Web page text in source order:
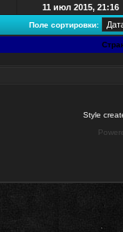
11 июл 2015, 21:16
Поле сортировки:
Style